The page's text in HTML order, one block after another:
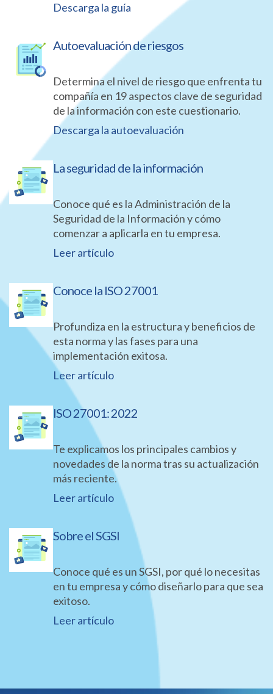
Descarga la guía
Autoevaluación de riesgos
Determina el nivel de riesgo que enfrenta tu
compañía en 19 aspectos clave de seguridad
de la información con este cuestionario.
Descarga la autoevaluación
La seguridad de la información
Conoce qué es la Administración de la
Seguridad de la Información y cómo
comenzar a aplicarla en tu empresa.
Leer artículo
Conoce la ISO 27001
Profundiza en la estructura y beneficios de
esta norma y las fases para una
implementación exitosa.
Leer artículo
ISO 27001: 2022
Te explicamos los principales cambios y
novedades de la norma tras su actualización
más reciente.
Leer artículo
Sobre el SGSI
Conoce qué es un SGSI, por qué lo necesitas
en tu empresa y cómo diseñarlo para que sea
exitoso.
Leer artículo